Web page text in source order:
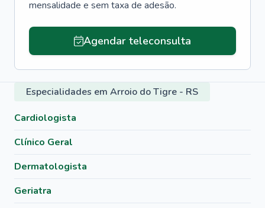
mensalidade e sem taxa de adesão.
Agendar teleconsulta
Especialidades em Arroio do Tigre - RS
Cardiologista
Clínico Geral
Dermatologista
Geriatra